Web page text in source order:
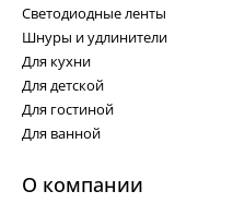
Светодиодные ленты
Шнуры и удлинители
Для кухни
Для детской
Для гостиной
Для ванной
О компании